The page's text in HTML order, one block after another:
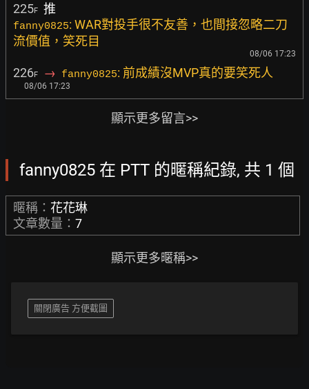
225F 推
fanny0825: WAR對投手很不友善，也間接忽略二刀
流價值，笑死目
08/06 17:23
226F → fanny0825: 前成績沒MVP真的要笑死人
08/06 17:23
顯示更多留言>>
fanny0825 在 PTT 的暱稱紀錄, 共 1 個
暱稱： 花花琳
文章數量： 7
顯示更多暱稱>>
關閉廣告 方便截圖